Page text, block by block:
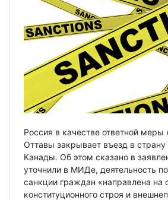
Россия в качестве ответной меры
Оттавы закрывает въезд в
Канады. Об этом сказано в
уточнили в МИДе, деятельность
санкции граждан «направлена на
конституционного строя и